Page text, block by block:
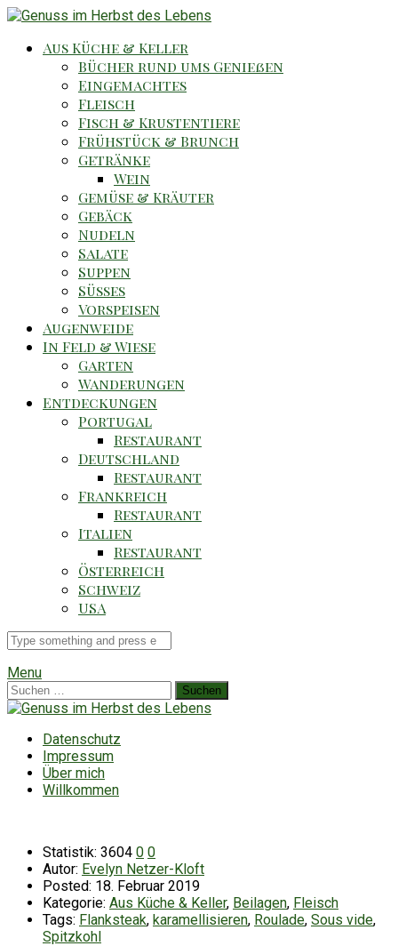
Aus Küche & Keller
Bücher rund ums Genießen
Eingemachtes
Fleisch
Fisch & Krustentiere
Frühstück & Brunch
Getränke
Wein
Gemüse & Kräuter
Gebäck
Nudeln
Salate
Suppen
Süsses
Vorspeisen
Augenweide
In Feld & Wiese
Garten
Wanderungen
Entdeckungen
Portugal
Restaurant
Deutschland
Restaurant
Frankreich
Restaurant
Italien
Restaurant
Österreich
Schweiz
USA
Suche
für
Menu
Suchen
nach:
Datenschutz
Impressum
Über mich
Willkommen
Statistik: 3604 0 0
Autor: Evelyn Netzer-Kloft
Posted: 18. Februar 2019
Kategorie: Aus Küche & Keller, Beilagen, Fleisch
Tags: Flanksteak, karamellisieren, Roulade, Sous vide,
Spitzkohl